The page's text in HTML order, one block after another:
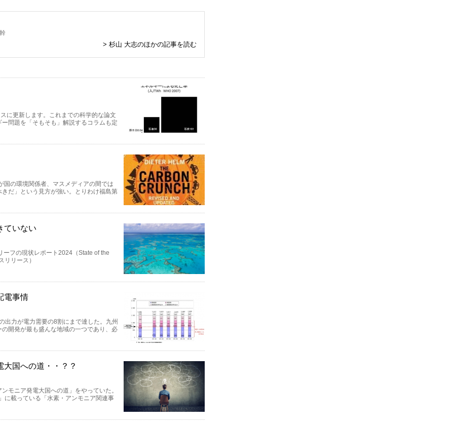
> 杉山 大志のほかの記事を読む
に更新します。これまでの科学的な論文
問題を「そもそも」解説するコラムも定
の環境関係者、マスメディアの間では
だ」という見方が強い。とりわけ福島第
ていない
ーフの現状レポート2024（State of the
リリース）
電事情
出力が電力需要の8割にまで達した。九州
開発が最も盛んな地域の一つであり、必
国への道・・？？
モニア発電大国への道」をやっていた。
に載っている「水素・アンモニア関連事